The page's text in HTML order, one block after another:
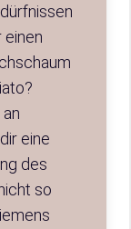
einen
eine
des
so